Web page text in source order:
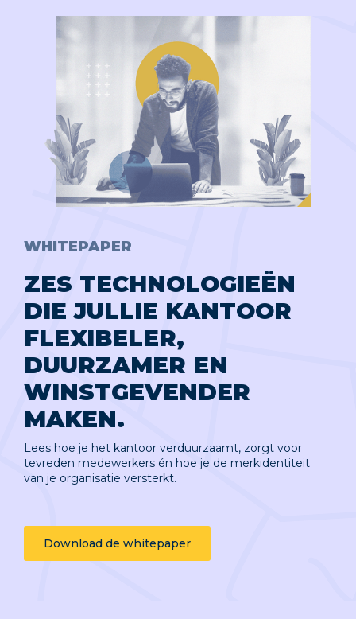
WHITEPAPER
ZES TECHNOLOGIEËN
DIE JULLIE KANTOOR
FLEXIBELER,
DUURZAMER EN
WINSTGEVENDER
MAKEN.
Lees hoe je het kantoor verduurzaamt, zorgt voor
tevreden medewerkers én hoe je de merkidentiteit
van je organisatie versterkt.
Download de whitepaper